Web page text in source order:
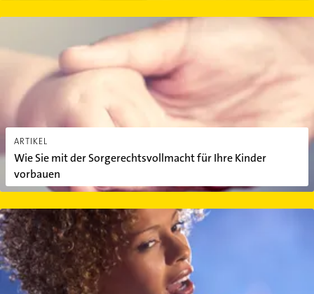
ARTIKEL
Wie Sie mit der Sorgerechtsvollmacht für Ihre Kinder
vorbauen
Wie Sie mit der Sorgerechtsvollmacht für Ihre Kinder vorbauen
Künstlernamen: Darf jeder einen haben?